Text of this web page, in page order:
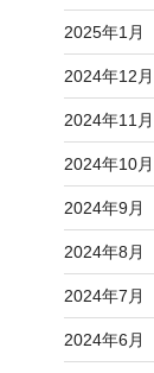
2025年1月
2024年12月
2024年11月
2024年10月
2024年9月
2024年8月
2024年7月
2024年6月